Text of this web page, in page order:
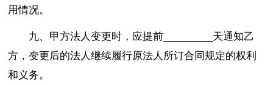
用情况。
九、甲方法人变更时，应提前_________天通知乙
方，变更后的法人继续履行原法人所订合同规定的权利
和义务。